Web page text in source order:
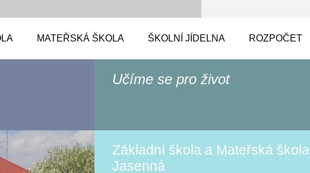
MATEŘSKÁ ŠKOLA ŠKOLNÍ JÍDELNA ROZPOČET
Učíme se pro život
Základní škola a Mateřská škola
Jasenná